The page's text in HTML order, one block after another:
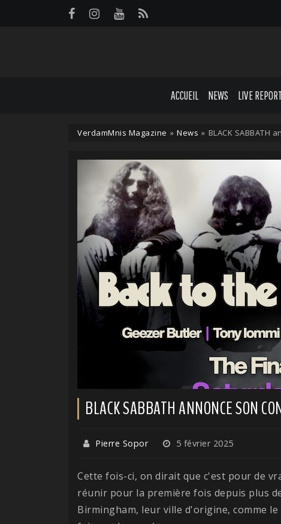
ACCUEIL NEWS LIVE
VerdamMnis Magazine » News » BLACK SABBATH
BLACK SABBATH ANNONCE SON
Pierre Sopor 5 février 2025
Cette fois-ci, on dirait que c'est pour de
réunir pour la première fois depuis plus
Birmingham, leur ville d'origine, comme
Panneau de gestion des cookies